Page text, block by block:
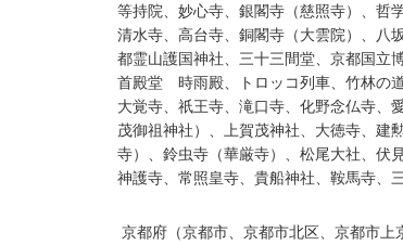
等持院、妙心寺、銀閣寺（慈照寺）、哲
清水寺、高台寺、銅閣寺（大雲院）、八
都霊山護国神社、三十三間堂、京都国立
首殿堂 時雨殿、トロッコ列車、竹林の
大覚寺、祇王寺、滝口寺、化野念仏寺、
茂御祖神社）、上賀茂神社、大徳寺、建
寺）、鈴虫寺（華厳寺）、松尾大社、伏
神護寺、常照皇寺、貴船神社、鞍馬寺、
京都府（京都市、京都市北区、京都市